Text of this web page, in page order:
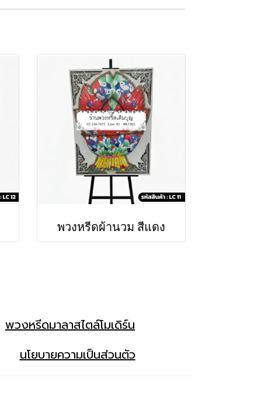
พวงหรีดผ้านวม สีแดง
พวงหรีดมาลาสไตล์โมเดิร์น
นโยบายความเป็นส่วนตัว